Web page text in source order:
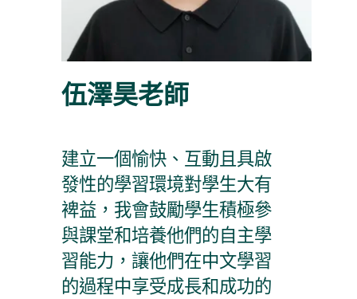
伍澤昊老師
建立一個愉快、互動且具啟
發性的學習環境對學生大有
裨益，我會鼓勵學生積極參
與課堂和培養他們的自主學
習能力，讓他們在中文學習
的過程中享受成長和成功的